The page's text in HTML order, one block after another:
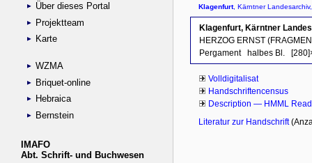
Über dieses Portal
Projektteam
Karte
WZMA
Briquet-online
Hebraica
Bernstein
IMAFO
Abt. Schrift- und Buchwesen